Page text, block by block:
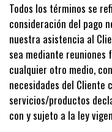
Todos los términos se
consideración del pago
nuestra asistencia al
sea mediante reuniones
cualquier otro medio,
necesidades del Cliente
servicios/productos
con y sujeto a la ley